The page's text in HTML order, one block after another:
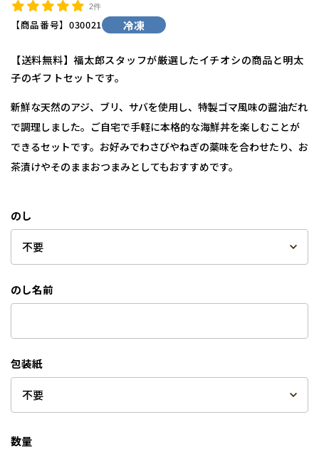
2件
【商品番号】 030021 冷凍
【送料無料】福太郎スタッフが厳選したイチオシの商品と明太
子のギフトセットです。
新鮮な天然のアジ、ブリ、サバを使用し、特製ゴマ風味の醤油だれ
で調理しました。ご自宅で手軽に本格的な海鮮丼を楽しむことが
できるセットです。お好みでわさびやねぎの薬味を合わせたり、お
茶漬けやそのままおつまみとしてもおすすめです。
のし
のし名前
包装紙
数量